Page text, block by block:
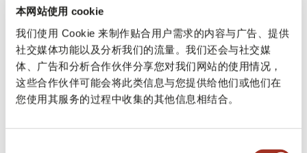
本网站使用 cookie
我们使用 Cookie 来制作贴合用户需求的内容与广告、提供
社交媒体功能以及分析我们的流量。我们还会与社交媒
体、广告和分析合作伙伴分享您对我们网站的使用情况，
这些合作伙伴可能会将此类信息与您提供给他们或他们在
您使用其服务的过程中收集的其他信息相结合。
Milano Unica 米兰展会